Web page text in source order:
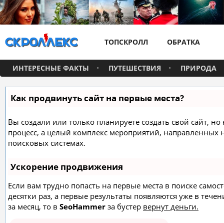
ТОПСКРОЛЛ ОБРАТКА
ИНТЕРЕСНЫЕ ФАКТЫ ПУТЕШЕСТВИЯ ПРИРОДА
Как продвинуть сайт на первые места?
Вы создали или только планируете создать свой сайт,
процесс, а целый комплекс мероприятий,
поисковых системах.
Ускорение продвижения
Если вам трудно попасть на первые места в поиске
десятки раз, а первые результаты появляются уже в
за месяц, то в SeoHammer за бустер вернут деньги.